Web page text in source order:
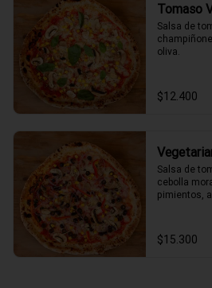
Tomaso
Salsa de
oliva.
$12.400
Salsa de
cebolla
pimientos,
$15.300